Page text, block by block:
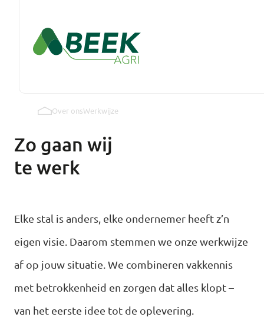
Over ons
Werkwijze
Totaalbouw
Pluimveestallen
Loodsen
Producten
Volières
Warmtewisselaar
Uitloopluiken binnenwand
Over onsWerkwijze
Zo gaan wij
te werk
Elke stal is anders, elke ondernemer heeft z’n
eigen visie. Daarom stemmen we onze werkwijze
af op jouw situatie. We combineren vakkennis
met betrokkenheid en zorgen dat alles klopt –
van het eerste idee tot de oplevering.